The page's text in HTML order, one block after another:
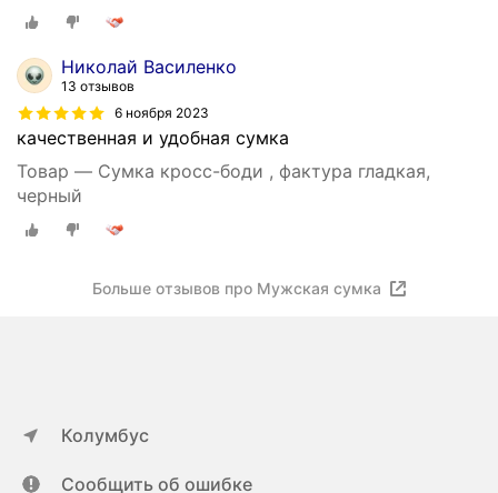
Николай Василенко
13 отзывов
6 ноября 2023
качественная и удобная сумка
Товар — Сумка кросс-боди , фактура гладкая,
черный
Больше отзывов про Мужская сумка
Колумбус
Сообщить об ошибке